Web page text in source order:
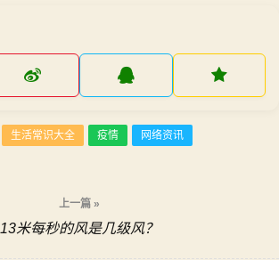
生活常识大全 疫情 网络资讯
上一篇 »
13米每秒的风是几级风？